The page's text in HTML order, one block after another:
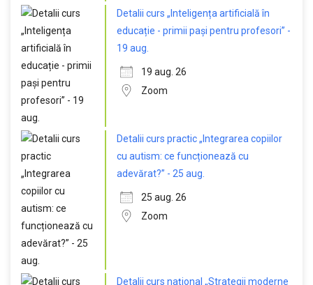
Detalii curs „Inteligența artificială în
educație - primii pași pentru profesori” -
19 aug.
19 aug. 26
Zoom
Detalii curs practic „Integrarea copiilor
cu autism: ce funcționează cu
adevărat?” - 25 aug.
25 aug. 26
Zoom
Detalii curs național „Strategii moderne